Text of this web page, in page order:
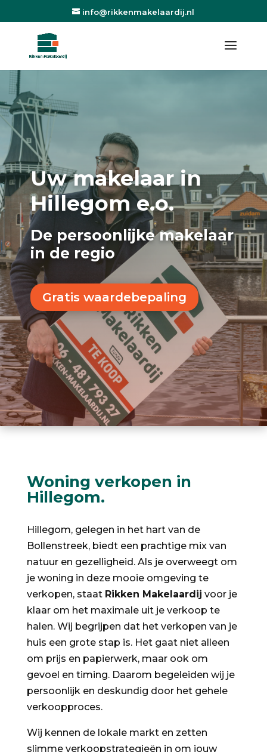
info@rikkenmakelaardij.nl
Uw makelaar in
Hillegom e.o.
De persoonlijke makelaar
in de regio
Gratis waardebepaling
Woning verkopen in
Hillegom.
Hillegom, gelegen in het hart van de
Bollenstreek, biedt een prachtige mix van
natuur en gezelligheid. Als je overweegt om
je woning in deze mooie omgeving te
verkopen, staat Rikken Makelaardij voor je
klaar om het maximale uit je verkoop te
halen. Wij begrijpen dat het verkopen van je
huis een grote stap is. Het gaat niet alleen
om prijs en papierwerk, maar ook om
gevoel en timing. Daarom begeleiden wij je
persoonlijk en deskundig door het gehele
verkoopproces.
Wij kennen de lokale markt en zetten
slimme verkoopstrategieën in om jouw